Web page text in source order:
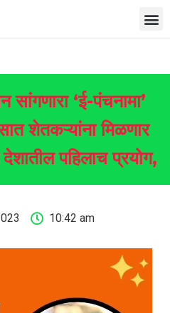
‘ई-पंचनामा’
शेतकऱ्यांना मिळणार
पहिलाच प्रयोग,
10:42 am